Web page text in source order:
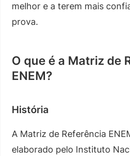
melhor e a terem mais
prova.
O que é a Matriz de
ENEM?
História
A Matriz de Referência
elaborado pelo Instituto